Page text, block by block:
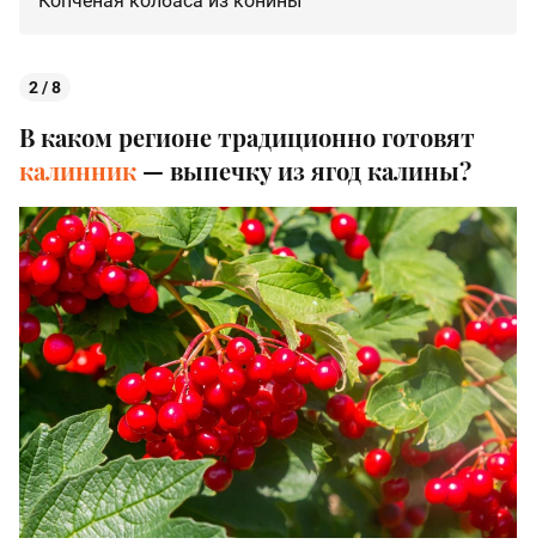
2 / 8
В каком регионе традиционно готовят
калинник — выпечку из ягод калины?